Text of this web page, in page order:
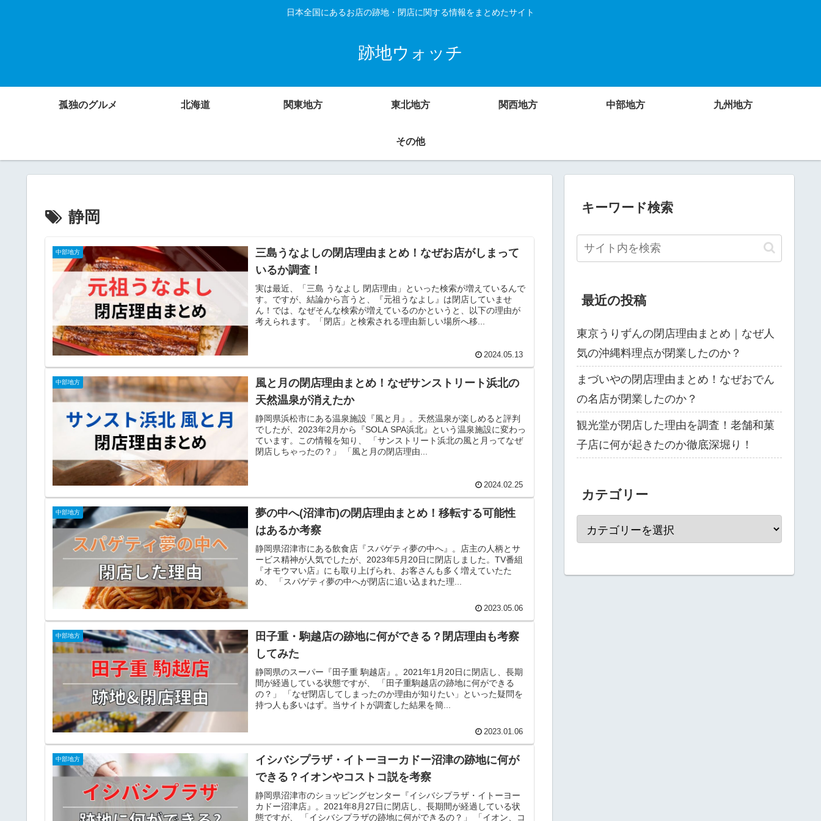
日本全国にあるお店の跡地・閉店に関する情報をまとめたサイト
跡地ウォッチ
孤独のグルメ 北海道 関東地方 東北地方 関西地方 中部地方 九州地方
その他
静岡
中部地方
三島うなよしの閉店理由まとめ！なぜお店がしまって
いるか調査！
実は最近、「三島 うなよし 閉店理由」といった検索が増えているんで
す。ですが、結論から言うと、『元祖うなよし』は閉店していませ
ん！では、なぜそんな検索が増えているのかというと、以下の理由が
考えられます。「閉店」と検索される理由新しい場所へ移...
2024.05.13
中部地方
風と月の閉店理由まとめ！なぜサンストリート浜北の
天然温泉が消えたか
静岡県浜松市にある温泉施設『風と月』。天然温泉が楽しめると評判
でしたが、2023年2月から『SOLA SPA浜北』という温泉施設に変わっ
ています。この情報を知り、 「サンストリート浜北の風と月ってなぜ
閉店しちゃったの？」 「風と月の閉店理由...
2024.02.25
中部地方
夢の中へ(沼津市)の閉店理由まとめ！移転する可能性
はあるか考察
静岡県沼津市にある飲食店『スパゲティ夢の中へ』。店主の人柄とサ
ービス精神が人気でしたが、2023年5月20日に閉店しました。TV番組
『オモウマい店』にも取り上げられ、お客さんも多く増えていたた
め、 「スパゲティ夢の中へが閉店に追い込まれた理...
2023.05.06
中部地方
田子重・駒越店の跡地に何ができる？閉店理由も考察
してみた
静岡県のスーパー『田子重 駒越店』。2021年1月20日に閉店し、長期
間が経過している状態ですが、 「田子重駒越店の跡地に何ができる
の？」 「なぜ閉店してしまったのか理由が知りたい」といった疑問を
持つ人も多いはず。当サイトが調査した結果を簡...
2023.01.06
中部地方
イシバシプラザ・イトーヨーカドー沼津の跡地に何が
できる？イオンやコストコ説を考察
静岡県沼津市のショッピングセンター『イシバシプラザ・イトーヨー
カドー沼津店』。2021年8月27日に閉店し、長期間が経過している状
態ですが、 「イシバシプラザの跡地に何ができるの？」 「イオン、コ
キーワード検索
最近の投稿
東京うりずんの閉店理由まとめ｜なぜ人
気の沖縄料理点が閉業したのか？
まづいやの閉店理由まとめ！なぜおでん
の名店が閉業したのか？
観光堂が閉店した理由を調査！老舗和菓
子店に何が起きたのか徹底深堀り！
カテゴリー